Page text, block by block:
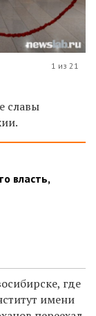
1 из 21
славы
власть,
где
имени